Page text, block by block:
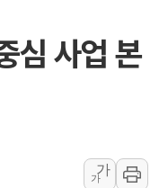
한 단거리 탄도미사일 발사
만에 최고…美 고용 둔화·호
황제' 다이먼 "금융시장 레버
심 사업 본
가
가